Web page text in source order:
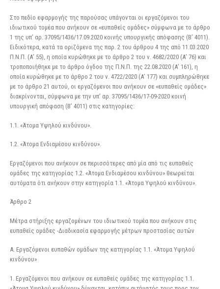
Στο πεδίο εφαρμογής της παρούσας υπάγονται οι εργαζόμενοι του
ιδιωτικού τομέα που ανήκουν σε «ευπαθείς ομάδες» σύμφωνα με το άρθρο
1 της υπ’ αρ. 37095/1436/17.09.2020 κοινής υπουργικής απόφασης (Β’ 4011).
Ειδικότερα, κατά τα οριζόμενα της παρ. 2 του άρθρου 4 της από 11.03.2020
Π.Ν.Π. (Α’ 55), η οποία κυρώθηκε με το άρθρο 2 του ν. 4682/2020 (Α’ 76) και
τροποποιήθηκε με το άρθρο όγδοο της Π.Ν.Π. της 22.08.2020 (Α’ 161), η
οποία κυρώθηκε με το άρθρο 2 του ν. 4722/2020 (Α’ 177) και συμπληρώθηκε
με το άρθρο 21 αυτού, οι εργαζόμενοι που ανήκουν σε «ευπαθείς ομάδες»
διακρίνονται, σύμφωνα με την υπ’ αρ. 37095/1436/17-09-2020 κοινή
υπουργική απόφαση (Β’ 4011) στις κατηγορίες:
1.1. «Άτομα Υψηλού κινδύνου».
1.2. «Άτομα Ενδιαμέσου κινδύνου».
Εργαζόμενοι που ανήκουν σε περισσότερες από μία από τις ευπαθείς
ομάδες της κατηγορίας 1.2. «Άτομα Ενδιαμέσου κινδύνου» θεωρείται
αυτόματα ότι ανήκουν στην κατηγορία 1.1. «Άτομα Υψηλού κινδύνου».
Άρθρο 2
Μέτρα στήριξης εργαζομένων του ιδιωτικού τομέα που ανήκουν στις
ευπαθείς ομάδες -Διαδικασία εφαρμογής μέτρων προστασίας αυτών
Α. Εργαζόμενοι ευπαθών ομάδων της κατηγορίας 1.1. «Άτομα Υψηλού
κινδύνου»
1. Εργαζόμενοι που ανήκουν σε ευπαθείς ομάδες της κατηγορίας 1.1.